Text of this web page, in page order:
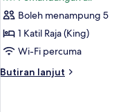
untuk
Executive
Suite,
Balcony
Boleh menampung 5
1 Katil Raja (King)
Wi-Fi percuma
Butiran lanjut
Butiran